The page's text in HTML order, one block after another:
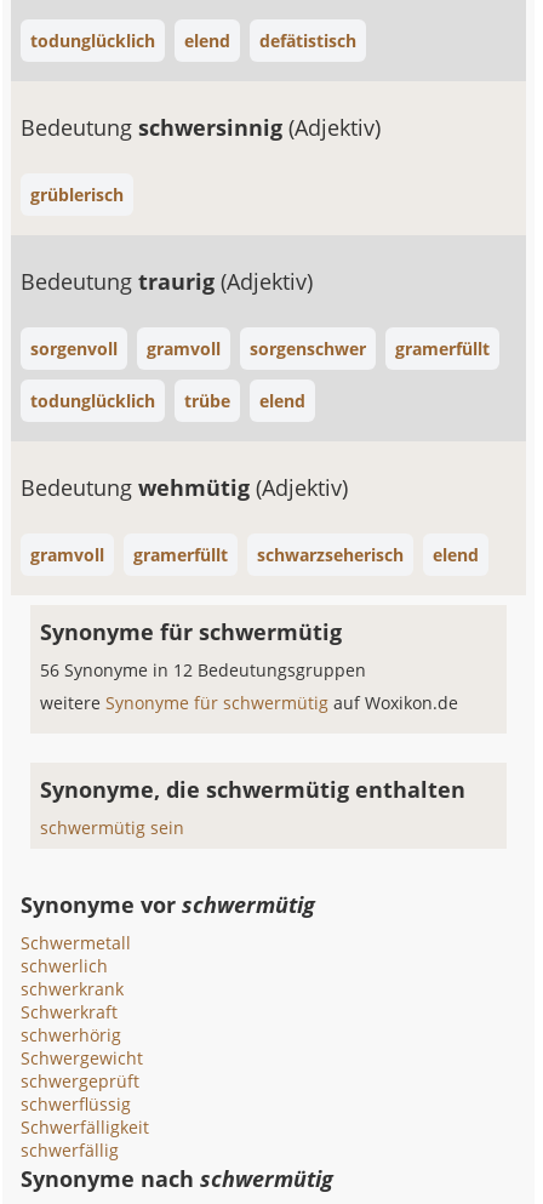
todunglücklich elend defätistisch
Bedeutungschwersinnig(Adjektiv)
grüblerisch
Bedeutungtraurig(Adjektiv)
sorgenvoll gramvoll sorgenschwer gramerfüllt
todunglücklich trübe elend
Bedeutungwehmütig(Adjektiv)
gramvoll gramerfüllt schwarzseherisch elend
Synonyme für schwermütig
56 Synonyme in 12 Bedeutungsgruppen
weitereSynonyme für schwermütigauf Woxikon.de
Synonyme, die schwermütig enthalten
schwermütig sein
Synonyme vorschwermütig
Schwermetall
schwerlich
schwerkrank
Schwerkraft
schwerhörig
Schwergewicht
schwergeprüft
schwerflüssig
Schwerfälligkeit
schwerfällig
Synonyme nachschwermütig